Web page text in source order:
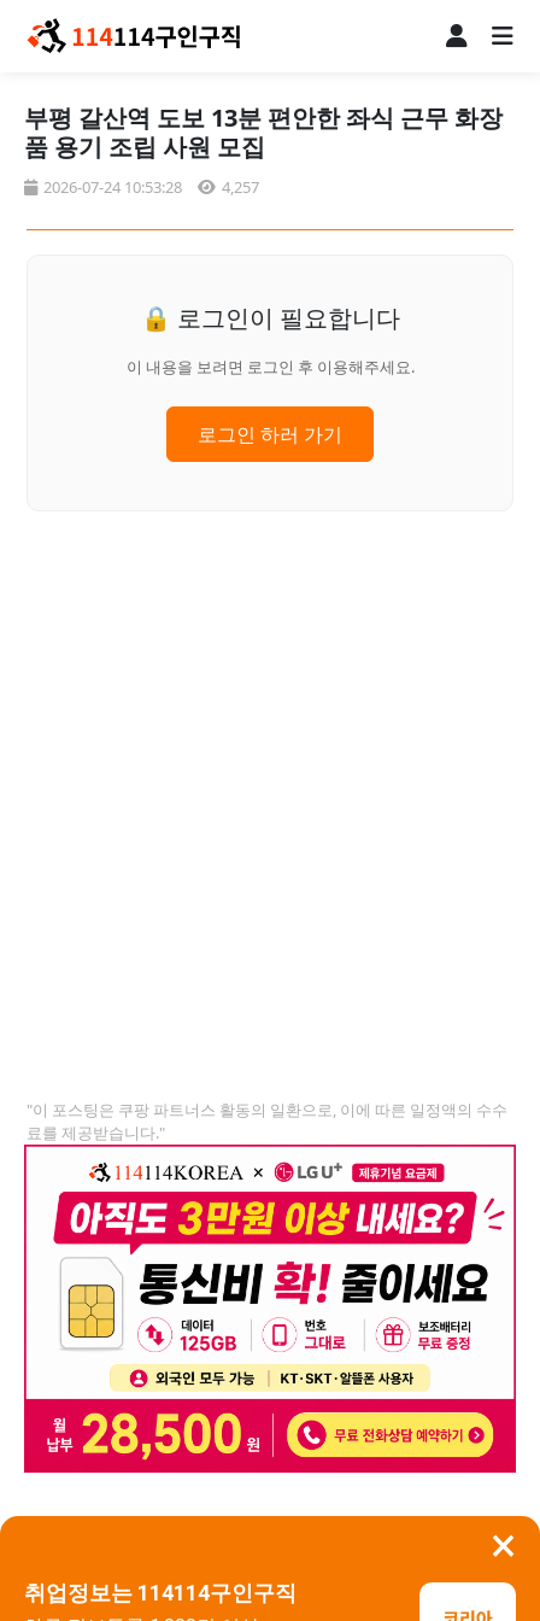
×
취업정보는 114114구인구직
부평 갈산역 도보 13분 편안한 좌식 근무 화장
품 용기 조립 사원 모집
2026-07-24 10:53:28 4,257
🔒 로그인이 필요합니다
이 내용을 보려면 로그인 후 이용해주세요.
로그인 하러 가기
"이 포스팅은 쿠팡 파트너스 활동의 일환으로, 이에 따른 일정액의 수수
료를 제공받습니다."